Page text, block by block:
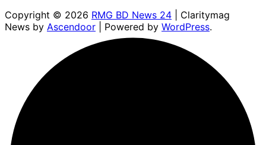
Copyright © 2026 RMG BD News 24 | Claritymag
News by Ascendoor | Powered by WordPress.